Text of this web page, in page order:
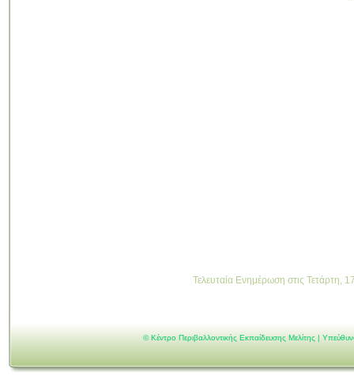
Τελευταία Ενημέρωση στις Τετάρτη,
© Κέντρο Περιβαλλοντικής Εκπαίδευσης Μελίτης |